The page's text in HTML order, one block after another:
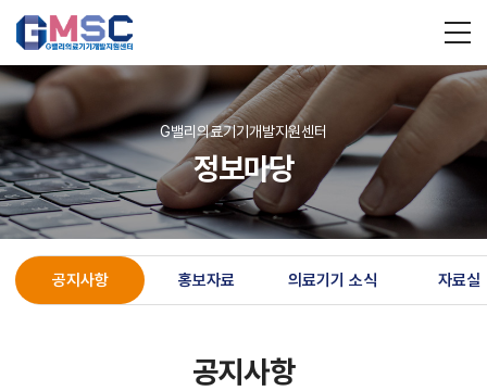
G밸리의료기기개발지원센터
정보마당
공지사항 홍보자료 의료기기 소식 자료실
공지사항